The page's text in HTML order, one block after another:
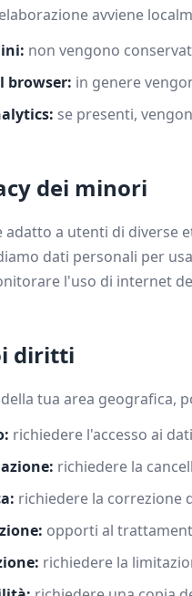
avviene
non vengono
browser: in genere
se presenti,
dei minori
adatto a utenti di diverse
dati personali per
l'uso di internet
diritti
tua area geografica,
richiedere l'accesso ai
richiedere la
richiedere la correzione
opporti al
richiedere la